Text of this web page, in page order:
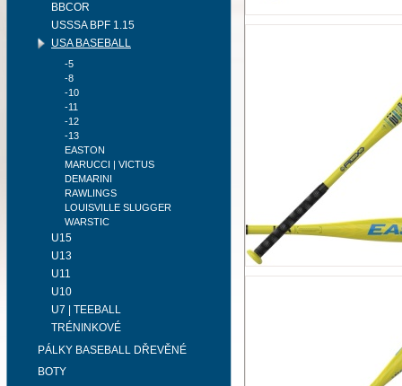
BBCOR
USSSA BPF 1.15
USA BASEBALL
-5
-8
-10
-11
-12
-13
EASTON
MARUCCI | VICTUS
DEMARINI
RAWLINGS
LOUISVILLE SLUGGER
WARSTIC
U15
U13
U11
U10
U7 | TEEBALL
TRÉNINKOVÉ
PÁLKY BASEBALL DŘEVĚNÉ
BOTY